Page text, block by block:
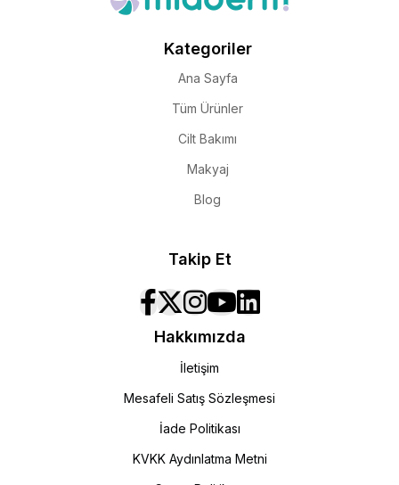
Kategoriler
Ana Sayfa
Tüm Ürünler
Cilt Bakımı
Makyaj
Blog
Takip Et
Hakkımızda
İletişim
Mesafeli Satış Sözleşmesi
İade Politikası
KVKK Aydınlatma Metni